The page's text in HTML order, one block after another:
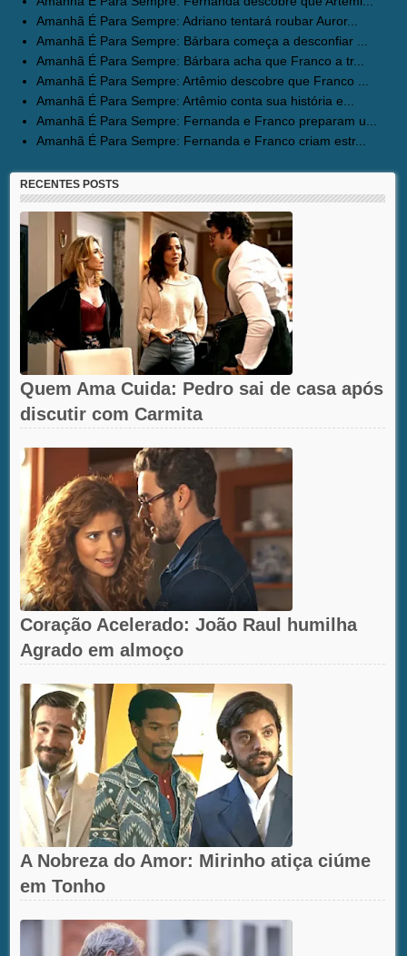
Amanhã É Para Sempre: Adriano tentará roubar Auror...
Amanhã É Para Sempre: Bárbara começa a desconfiar ...
Amanhã É Para Sempre: Bárbara acha que Franco a tr...
Amanhã É Para Sempre: Artêmio descobre que Franco ...
Amanhã É Para Sempre: Artêmio conta sua história e...
Amanhã É Para Sempre: Fernanda e Franco preparam u...
Amanhã É Para Sempre: Fernanda e Franco criam estr...
RECENTES POSTS
Quem Ama Cuida: Pedro sai de casa após
discutir com Carmita
Coração Acelerado: João Raul humilha
Agrado em almoço
A Nobreza do Amor: Mirinho atiça ciúme
em Tonho